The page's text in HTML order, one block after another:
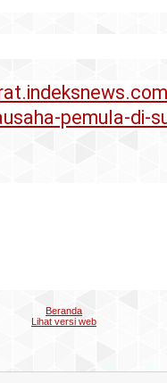
pemula-di-
Beranda
Lihat versi web